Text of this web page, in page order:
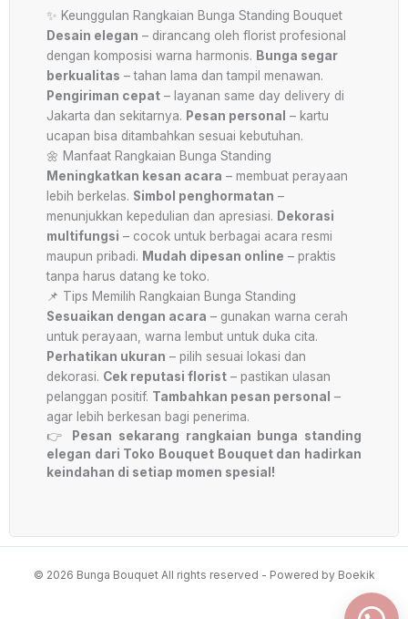
✨ Keunggulan Rangkaian Bunga Standing Bouquet
Desain elegan – dirancang oleh florist profesional
dengan komposisi warna harmonis. Bunga segar
berkualitas – tahan lama dan tampil menawan.
Pengiriman cepat – layanan same day delivery di
Jakarta dan sekitarnya. Pesan personal – kartu
ucapan bisa ditambahkan sesuai kebutuhan.
🌼 Manfaat Rangkaian Bunga Standing
Meningkatkan kesan acara – membuat perayaan
lebih berkelas. Simbol penghormatan –
menunjukkan kepedulian dan apresiasi. Dekorasi
multifungsi – cocok untuk berbagai acara resmi
maupun pribadi. Mudah dipesan online – praktis
tanpa harus datang ke toko.
📌 Tips Memilih Rangkaian Bunga Standing
Sesuaikan dengan acara – gunakan warna cerah
untuk perayaan, warna lembut untuk duka cita.
Perhatikan ukuran – pilih sesuai lokasi dan
dekorasi. Cek reputasi florist – pastikan ulasan
pelanggan positif. Tambahkan pesan personal –
agar lebih berkesan bagi penerima.
👉
Pesan sekarang rangkaian bunga standing
elegan dari Toko Bouquet Bouquet dan hadirkan
keindahan di setiap momen spesial!
© 2026 Bunga Bouquet All rights reserved - Powered by Boekik